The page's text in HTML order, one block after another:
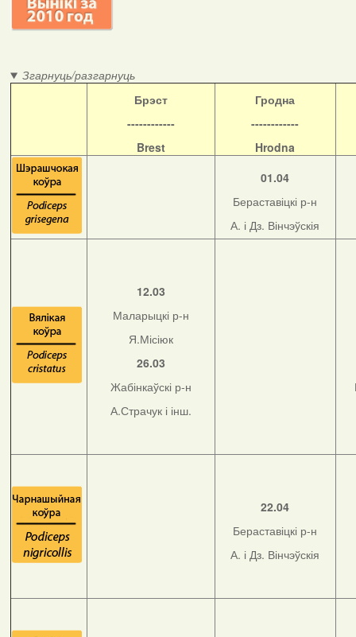
Згарнуць/разгарнуць
Брэст
------------
Brest
Гродна
------------
Hrodna
01.04
Бераставіцкі р-н
А. і Дз. Вінчэўскія
12.03
Маларыцкі р-н
Я.Місіюк
26.03
Жабінкаўскі р-н
А.Страчук і інш.
22.04
Бераставіцкі р-н
А. і Дз. Вінчэўскія